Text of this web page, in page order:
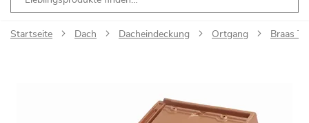
Startseite Dach Dacheindeckung Ortgang Braas